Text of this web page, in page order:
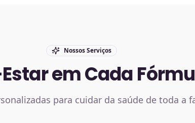
Nossos Serviços
em Cada
para cuidar da saúde de toda a